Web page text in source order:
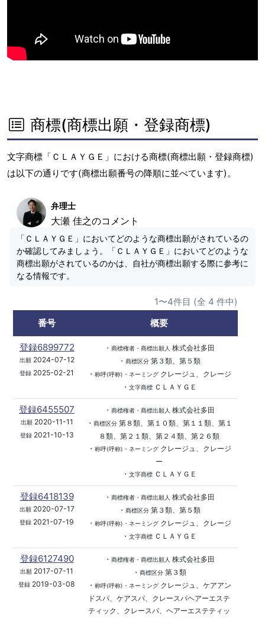
商標(商標出願・登録商標)
文字商標「ＣＬＡＹＧＥ」における商標(商標出願・登録商標)
は以下の通りです(商標出願番号の降順に並べています)。
弁理士
大瀬 佳之のコメント
「ＣＬＡＹＧＥ」においてどのような商標出願がされているの
か確認してみましょう。「ＣＬＡＹＧＥ」においてどのような
商標出願がされているのかは、自社が商標出願する際に参考に
なる情報です。
1〜4件目 (全 4 件中)
番号
概要
登録6899772
出願2024-07-12
登録 2025-02-21
・ 商標権者・商標出願人 株式会社多田
・ 商標区分第３類、第５類
・ 称呼(呼称)・ネーミングクレージュ、クレージ
・ 文字商標ＣＬＡＹＧＥ
登録6455507
出願2020-11-11
登録2021-10-13
・ 商標権者・商標出願人 株式会社多田
・ 商標区分第８類、第１０類、第１１類、第１
８類、第２１類、第２４類、第２６類
・ 称呼(呼称)・ネーミングクレージュ、クレージ
ー
・ 文字商標ＣＬＡＹＧＥ
登録6418139
出願2020-07-17
登録 2021-07-19
・ 商標権者・商標出願人 株式会社多田
・ 商標区分第３類、第５類
・ 称呼(呼称)・ネーミングクレージュ、クレージ
・ 文字商標ＣＬＡＹＧＥ
登録6127490
出願 2017-07-11
登録 2019-03-08
・ 商標権者・商標出願人 株式会社多田
・ 商標区分第３類
・ 称呼(呼称)・ネーミングクレージュ、ケアアン
ドスパ、ケアスパ、クレースパヘアーエステ
ティック、クレースパ、ヘアーエステティッ